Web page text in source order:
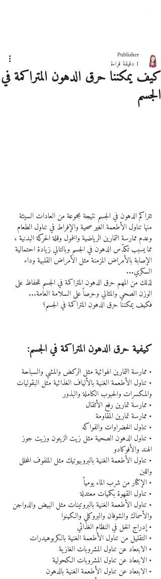
كيف يمكننا حرق الدهون المتراكمة في
الجسم
Publisher
1 دقيقة قراءة
تتراكم الدهون في الجسم نتيجة مجموعة من العادات السيئة
منها تناول الأطعمة الغير صحية والإفراط في تناول الطعام
وعدم ممارسة التمارين الرياضية والخمول وقلة الحركة البدنية ،
مما يسبب تكدّس الدهون في الجسم وبالتالي زيادة احتمالية
الإصابة بالأمراض المزمنة مثل الأمراض القلبية وداء
السكري...
لذلك من المهم حرق الدهون المتراكمة في الجسم للحفاظ على
الوزن الصحي والمثالي وحرصاً على السلامة العامة...
فكيف يمكننا حرق الدهون المتراكمة في الجسم؟
كيفية حرق الدهون المتراكمة في الجسم:
• ممارسة التمارين الهوائية مثل الركض والمشي والسباحة
• تناول الأطعمة الغنية بالألياف الغذائية مثل البقوليات
والمكسرات والحبوب الكاملة والبذور
• ممارسة تمارين رفع الأثقال
• ممارسة تمارين المقاومة
• تناول الخضراوات والفواكه
• تناول الدهون الصحية مثل زيت الزيتون وزيت جوز
الهند والأفوكادو
• تناول الأطعمة الغنية بالبروبيوتيك مثل الملفوف المخلل
واللبن
• الإكثار من شرب الماء يومياً
• تناول القهوة بكميات معتدلة
• تناول الأطعمة الغنية بالبروتينات مثل البيض والدواجن
والأسماك والشوفان والبروكلي والكينوا
• إدراج الخل في النظام الغذائي
• التقليل من تناول الأطعمة الغنية بالكربوهيدرات
• الابتعاد عن تناول المشروبات الغازية
• الابتعاد عن تناول المشروبات الكحولية
• الابتعاد عن تناول الأطعمة الغنية بالدهون